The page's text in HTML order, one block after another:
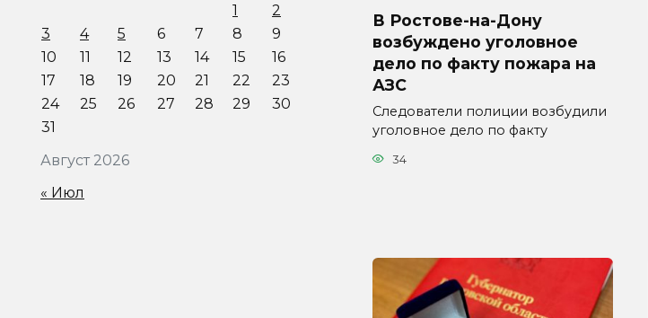
В Ростове-на-Дону
возбуждено уголовное
дело по факту пожара на
АЗС
Следователи полиции возбудили
уголовное дело по факту
34
Август 2026
1
2
3
4 5 6 7 8
9
10
11 12 13 14 15
16
17
18 19 20 21 22
23
24
25 26 27 28 29
30
31
« Июл